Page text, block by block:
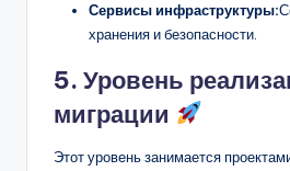
Сервисы инфраструктуры:
хранения и безопасности.
5. Уровень
миграции
Этот уровень занимается